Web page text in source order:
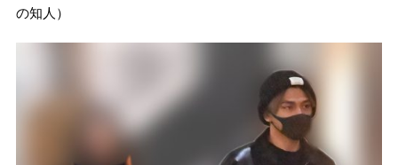
の知人）